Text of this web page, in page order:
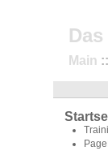
Main